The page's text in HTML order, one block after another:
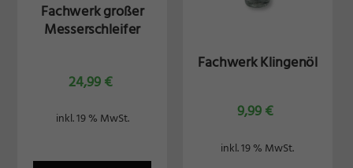
Fachwerk großer
Messerschleifer
24,99 €
inkl. 19 % MwSt.
Fachwerk Klingenöl
9,99 €
inkl. 19 % MwSt.